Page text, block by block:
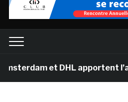
et DHL apportent l’art dans